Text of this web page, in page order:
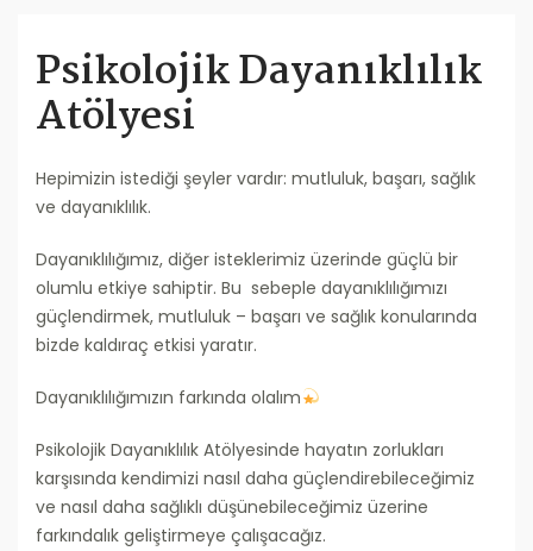
Psikolojik Dayanıklılık
Atölyesi
Hepimizin istediği şeyler vardır: mutluluk, başarı, sağlık
ve dayanıklılık.
Dayanıklılığımız, diğer isteklerimiz üzerinde güçlü bir
olumlu etkiye sahiptir. Bu sebeple dayanıklılığımızı
güçlendirmek, mutluluk – başarı ve sağlık konularında
bizde kaldıraç etkisi yaratır.
Dayanıklılığımızın farkında olalım
Psikolojik Dayanıklılık Atölyesinde hayatın zorlukları
karşısında kendimizi nasıl daha güçlendirebileceğimiz
ve nasıl daha sağlıklı düşünebileceğimiz üzerine
farkındalık geliştirmeye çalışacağız.